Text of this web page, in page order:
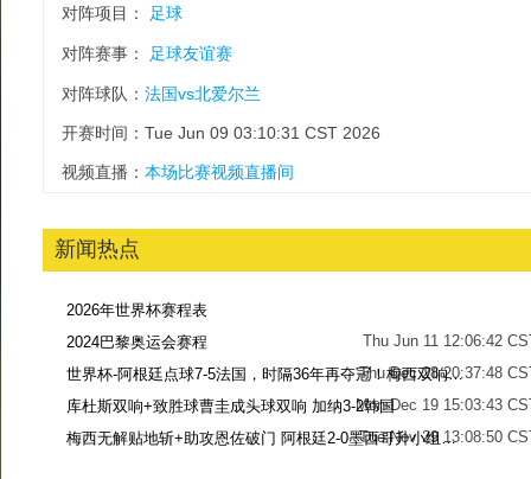
对阵项目： 足球
对阵赛事： 足球友谊赛
对阵球队： 法国vs北爱尔兰
开赛时间：Tue Jun 09 03:10:31 CST 2026
视频直播： 本场比赛视频直播间
新闻热点
2026年世界杯赛程表
Thu Jun 11 12:06:42
2024巴黎奥运会赛程
Thu Dec 28 20:37:48
世界杯-阿根廷点球7-5法国，时隔36年再夺冠！梅西双响姆巴佩戴帽
Mon Dec 19 15:03:43
库杜斯双响+致胜球曹圭成头球双响 加纳3-2韩国
Tue Nov 29 13:08:50
梅西无解贴地斩+助攻恩佐破门 阿根廷2-0墨西哥升小组第二